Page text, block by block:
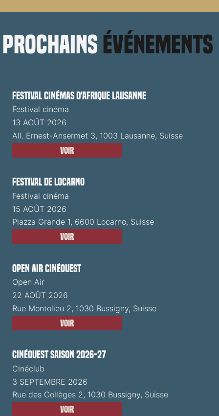
prochains événements
Festival cinémas d'Afrique Lausanne
Festival cinéma
13 AOÛT 2026
All. Ernest-Ansermet 3, 1003 Lausanne, Suisse
Voir
Festival de Locarno
Festival cinéma
15 AOÛT 2026
Piazza Grande 1, 6600 Locarno, Suisse
Voir
Open Air CinéOuest
Open Air
22 AOÛT 2026
Rue Montolieu 2, 1030 Bussigny, Suisse
Voir
CinéOuest Saison 2026-27
Cinéclub
3 SEPTEMBRE 2026
Rue des Collèges 2, 1030 Bussigny, Suisse
Voir